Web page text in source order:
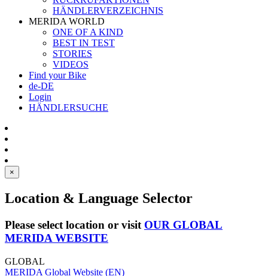
HÄNDLERVERZEICHNIS
MERIDA WORLD
ONE OF A KIND
BEST IN TEST
STORIES
VIDEOS
Find your Bike
de-DE
Login
HÄNDLERSUCHE
×
Location & Language Selector
Please select location or visit OUR GLOBAL
MERIDA WEBSITE
GLOBAL
MERIDA Global Website (EN)